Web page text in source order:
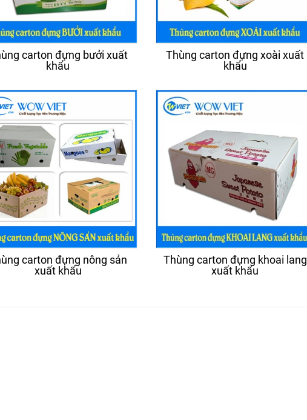
carton đựng bưởi xuất
khẩu
Thùng carton đựng xoài xuất
khẩu
carton đựng nông sản
xuất khẩu
Thùng carton đựng khoai lang
xuất khẩu